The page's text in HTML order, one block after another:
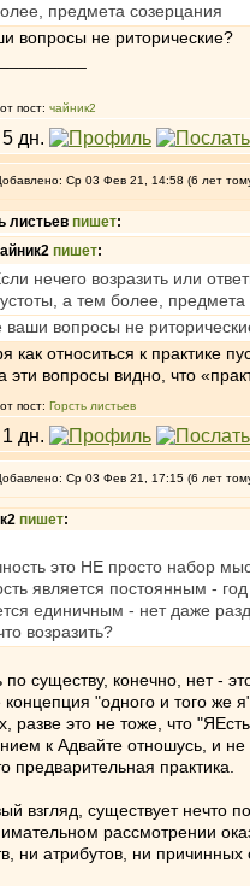
предмета созерцания
вопросы не риторические?
пост: чайник2
Ср 03 Фев 21, 14:58 (6 лет
листьев пишет:
пишет:
нечего возразить или
а тем более, предмета
ваши вопросы не
как относиться к практике
эти вопросы видно, что
пост: Горсть листьев
Ср 03 Фев 21, 17:15 (6 лет
пишет:
это НЕ просто набор
является постоянным -
единичным - нет даже
возразить?
по существу, конечно, нет -
"одного и того же
разве это не тоже, что
к Адвайте отношусь, и
предварительная практика.
взгляд, существует нечто
рассмотрении
ни атрибутов, ни причинных